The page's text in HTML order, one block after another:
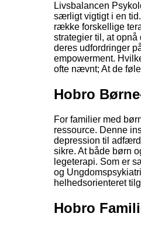
Livsbalancen
særligt vigtigt i en
række forskellige
strategier til, at
deres udfordringer
empowerment.
ofte nævnt; At de
Hobro
For familier med
ressource. Denne
depression til
sikre. At både børn
legeterapi. Som er
og
helhedsorienteret
Hobro